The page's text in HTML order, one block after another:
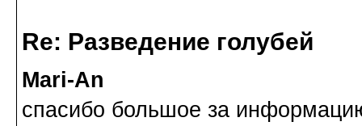
Re: Разведение голубей
Mari-An
спасибо большое за